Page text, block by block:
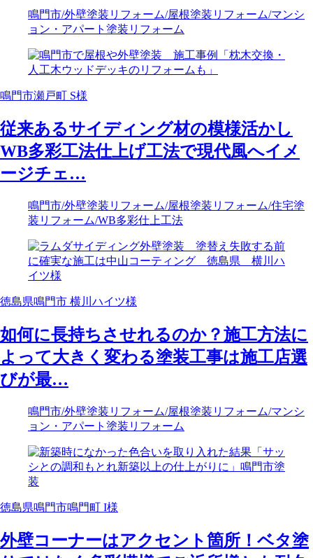
鳴門市/外壁塗装リフォーム/屋根塗装リフォーム/マンシ
ョン・アパート塗装リフォーム
鳴門市瀬戸町 S様
従来あるサイディング材の模様活かし
WB多彩工法仕上げ工法で現代風へイメ
ージチェ…
鳴門市/外壁塗装リフォーム/屋根塗装リフォーム/住宅塗
装リフォーム/WB多彩仕上工法
徳島県鳴門市 横川ハイツ様
如何に長持ちさせれるのか？施工方法に
よって大きく変わる塗装工事は施工店選
びが最…
鳴門市/外壁塗装リフォーム/屋根塗装リフォーム/マンシ
ョン・アパート塗装リフォーム
徳島県鳴門市鳴門町 I様
外壁コーナーはアクセント箇所！ベタ塗